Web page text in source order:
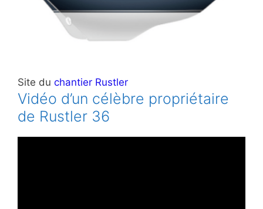
Site du chantier Rustler
Vidéo d’un célèbre propriétaire
de Rustler 36